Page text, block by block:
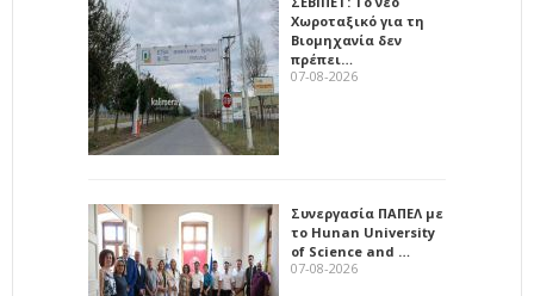
Χωροταξικό για τη
Βιομηχανία δεν
πρέπει…
07-08-2026
Συνεργασία ΠΑΠΕΛ με
το Hunan University
of Science and …
07-08-2026